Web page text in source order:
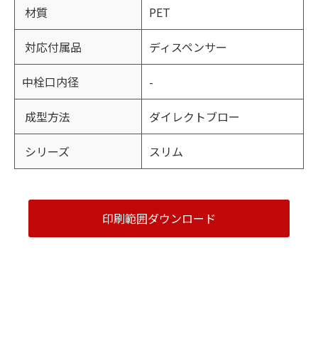
材質 PET
対応付属品 ディスペンサー
中栓口内径 -
成型方法 ダイレクトブロー
シリーズ スリム
印刷範囲ダウンロード